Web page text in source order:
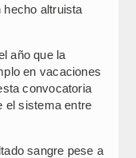
hecho altruista
año que la
en vacaciones
convocatoria
el sistema entre
sangre pese a